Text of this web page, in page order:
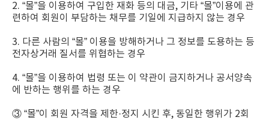
2. “몰”을 이용하여 구입한 재화 등의 대금, 기타 “몰”이용에 관
련하여 회원이 부담하는 채무를 기일에 지급하지 않는 경우
3. 다른 사람의 “몰” 이용을 방해하거나 그 정보를 도용하는 등
전자상거래 질서를 위협하는 경우
4. “몰”을 이용하여 법령 또는 이 약관이 금지하거나 공서양속
에 반하는 행위를 하는 경우
③ “몰”이 회원 자격을 제한·정지 시킨 후, 동일한 행위가 2회